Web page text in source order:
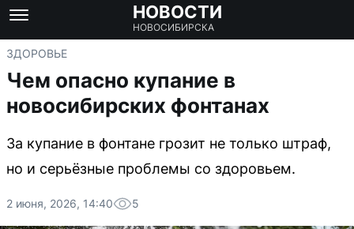
НОВОСТИ
НОВОСИБИРСКА
ЗДОРОВЬЕ
Чем опасно купание в
новосибирских фонтанах
За купание в фонтане грозит не только штраф,
но и серьёзные проблемы со здоровьем.
2 июня, 2026, 14:40 5